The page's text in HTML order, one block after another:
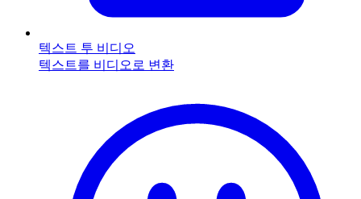
텍스트 투 비디오
텍스트를 비디오로 변환